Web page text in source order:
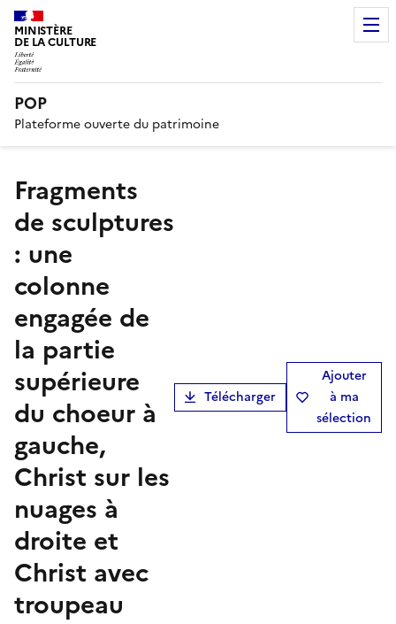
MINISTÈRE
DE LA CULTURE
POP
Plateforme ouverte du patrimoine
Fragments
de sculptures
: une
colonne
engagée de
la partie
supérieure
du choeur à
gauche,
Christ sur les
nuages à
droite et
Christ avec
troupeau
Télécharger
Ajouter
à ma
sélection